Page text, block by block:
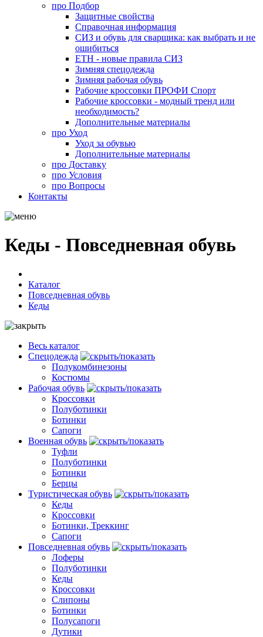
про Подбор
Защитные свойства
Справочная информация
СИЗ и обувь для сварщика: как выбрать и не
ошибиться
ЕТН - новые правила СИЗ
Зимняя спецодежда
Зимняя рабочая обувь
Рабочие кроссовки ПРОФИ Спорт
Рабочие кроссовки - модный тренд или
необходимость?
Дополнительные материалы
про Уход
Уход за обувью
Дополнительные материалы
про Доставку
про Условия
про Вопросы
Контакты
Кеды - Повседневная обувь
Каталог
Повседневная обувь
Кеды
Весь каталог
Спецодежда
Полукомбинезоны
Костюмы
Рабочая обувь
Кроссовки
Полуботинки
Ботинки
Сапоги
Военная обувь
Туфли
Полуботинки
Ботинки
Берцы
Туристическая обувь
Кеды
Кроссовки
Ботинки, Треккинг
Сапоги
Повседневная обувь
Лоферы
Полуботинки
Кеды
Кроссовки
Слипоны
Ботинки
Полусапоги
Дутики